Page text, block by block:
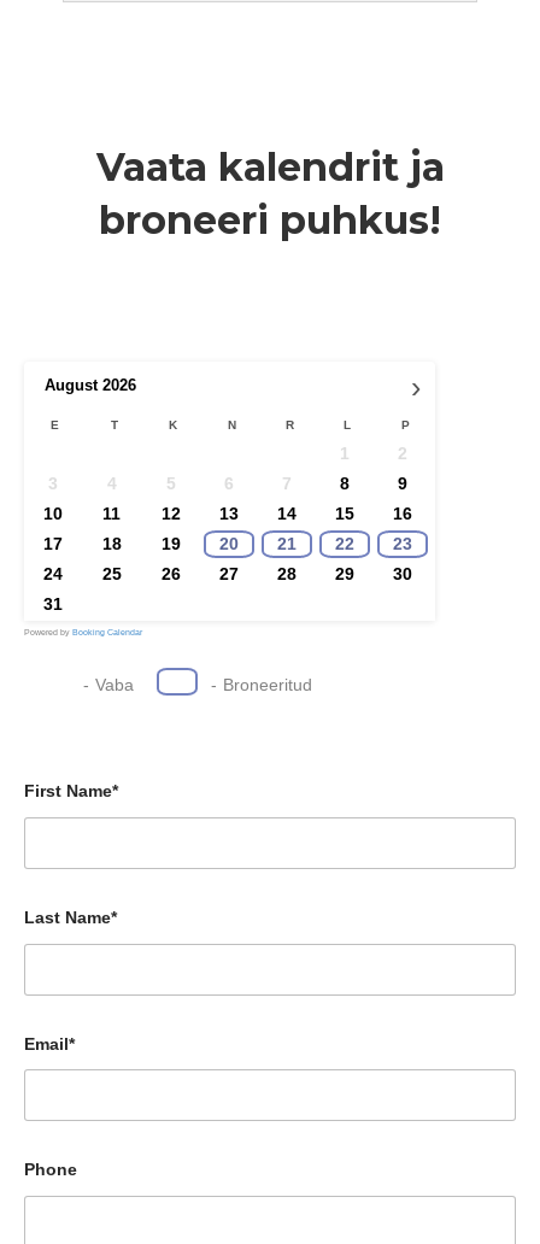
Vaata kalendrit ja
broneeri puhkus!
›
August 2026
E T K N R L P
1
2
3
4 5 6 7 8
9
10
11 12 13 14 15
16
17
18 19 20 21 22
23
24
25 26 27 28 29
30
31
Powered by Booking Calendar
- Vaba - Broneeritud
First Name*
Last Name*
Email*
Phone